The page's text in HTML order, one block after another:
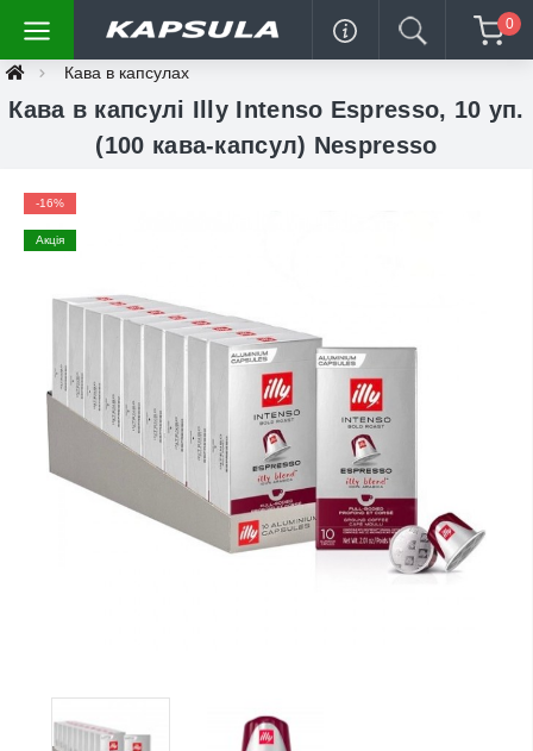
0
Кава в капсулах
Кава в капсулі Illy Intenso Espresso, 10 уп.
(100 кава-капсул) Nespresso
-16%
Акція